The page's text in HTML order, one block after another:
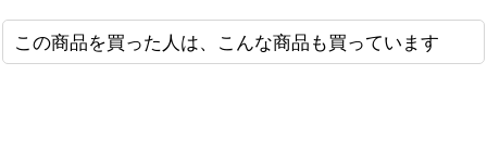
この商品を買った人は、こんな商品も買っています